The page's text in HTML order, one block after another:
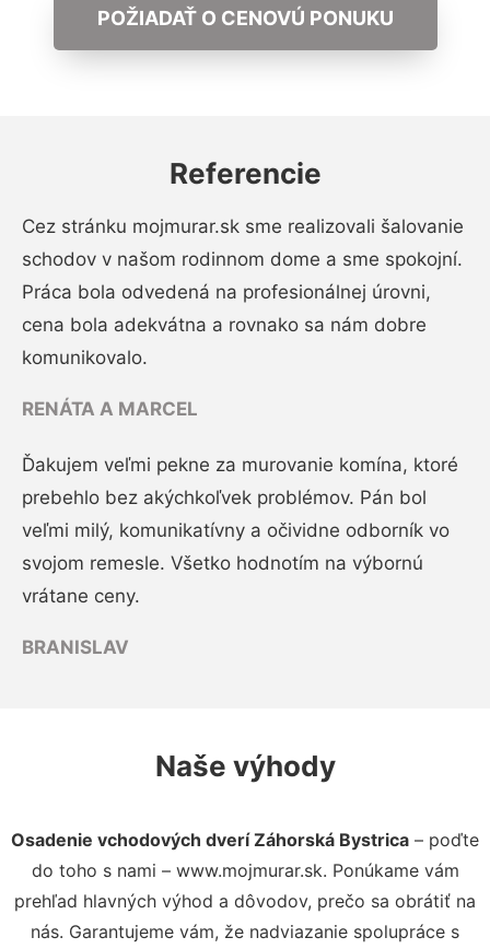
POŽIADAŤ O CENOVÚ PONUKU
Referencie
Cez stránku mojmurar.sk sme realizovali šalovanie
schodov v našom rodinnom dome a sme spokojní.
Práca bola odvedená na profesionálnej úrovni,
cena bola adekvátna a rovnako sa nám dobre
komunikovalo.
RENÁTA A MARCEL
Ďakujem veľmi pekne za murovanie komína, ktoré
prebehlo bez akýchkoľvek problémov. Pán bol
veľmi milý, komunikatívny a očividne odborník vo
svojom remesle. Všetko hodnotím na výbornú
vrátane ceny.
BRANISLAV
Naše výhody
Osadenie vchodových dverí Záhorská Bystrica – poďte
do toho s nami – www.mojmurar.sk. Ponúkame vám
prehľad hlavných výhod a dôvodov, prečo sa obrátiť na
nás. Garantujeme vám, že nadviazanie spolupráce s